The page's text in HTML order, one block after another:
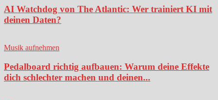
AI Watchdog von The Atlantic: Wer trainiert KI mit
deinen Daten?
Musik aufnehmen
Pedalboard richtig aufbauen: Warum deine Effekte
dich schlechter machen und deinen...